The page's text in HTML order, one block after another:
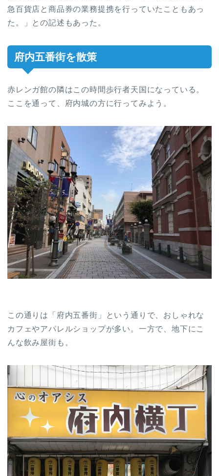
急百貨店と商品券の業務提携を行っていたこともあっ
た。」との記述もあった。
府内五番街を散策
赤レンガ館の隣はこの時間歩行者天国になっている。
ここを通って、府内城の方に行ってみよう。
この通りは「府内五番街」という通りで、おしゃれな
カフェやアパレルショップが多い。一方で、地下にこ
んな飲み屋街も。